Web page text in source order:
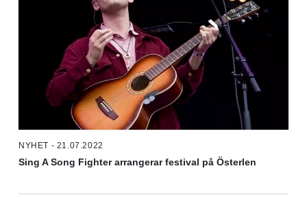
NYHET - 21.07.2022
Sing A Song Fighter arrangerar festival på Österlen